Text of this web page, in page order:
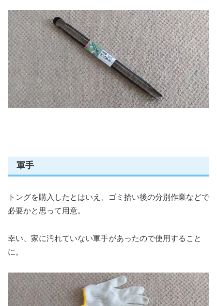
軍手
トングを購入したとはいえ、ゴミ拾い後の分別作業などで
必要かと思って用意。
幸い、家に汚れていない軍手があったので使用すること
に。